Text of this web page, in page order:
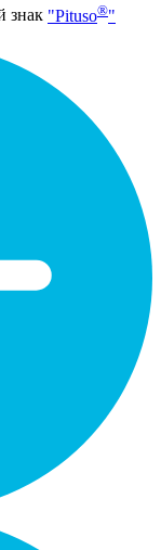
знак "Pituso®"